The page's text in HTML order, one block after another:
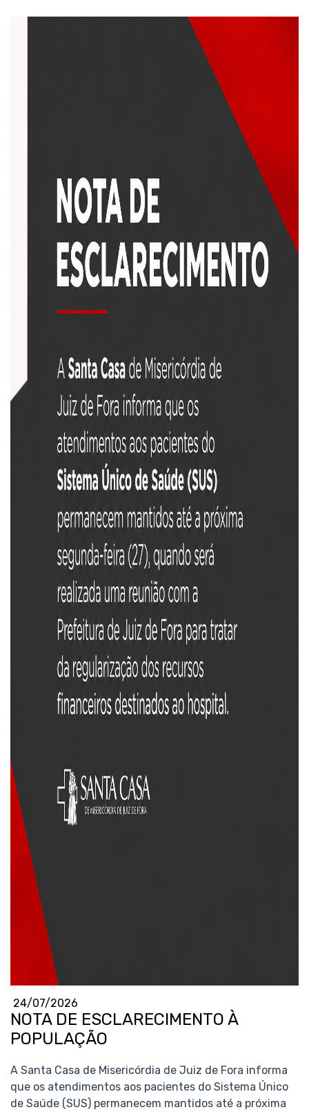
24/07/2026
NOTA DE ESCLARECIMENTO À
POPULAÇÃO
A Santa Casa de Misericórdia de Juiz de Fora informa
que os atendimentos aos pacientes do Sistema Único
de Saúde (SUS) permanecem mantidos até a próxima